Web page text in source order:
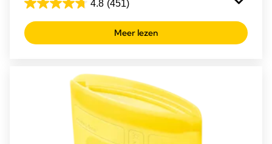
4.8 (451)
4.8
van
de
beoordelingen
Meer lezen